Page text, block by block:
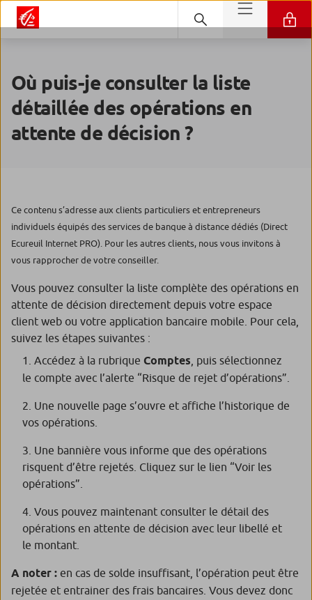
Où puis-je consulter la liste
détaillée des opérations en
attente de décision ?
Ce contenu s’adresse aux clients particuliers et entrepreneurs
individuels équipés des services de banque à distance dédiés (Direct
Ecureuil Internet PRO). Pour les autres clients, nous vous invitons à
vous rapprocher de votre conseiller.
Vous pouvez consulter la liste complète des opérations en
attente de décision directement depuis votre espace
client web ou votre application bancaire mobile. Pour cela,
suivez les étapes suivantes :
Accédez à la rubrique Comptes , puis sélectionnez
le compte avec l’alerte “Risque de rejet d’opérations”.
Une nouvelle page s’ouvre et affiche l’historique de
vos opérations.
Une bannière vous informe que des opérations
risquent d’être rejetés. Cliquez sur le lien “Voir les
opérations”.
Vous pouvez maintenant consulter le détail des
opérations en attente de décision avec leur libellé et
le montant.
A noter : en cas de solde insuffisant, l’opération peut être
rejetée et entrainer des frais bancaires. Vous devez donc